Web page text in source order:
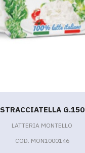
STRACCIATELLA G.150
LATTERIA MONTELLO
COD. MON1000146